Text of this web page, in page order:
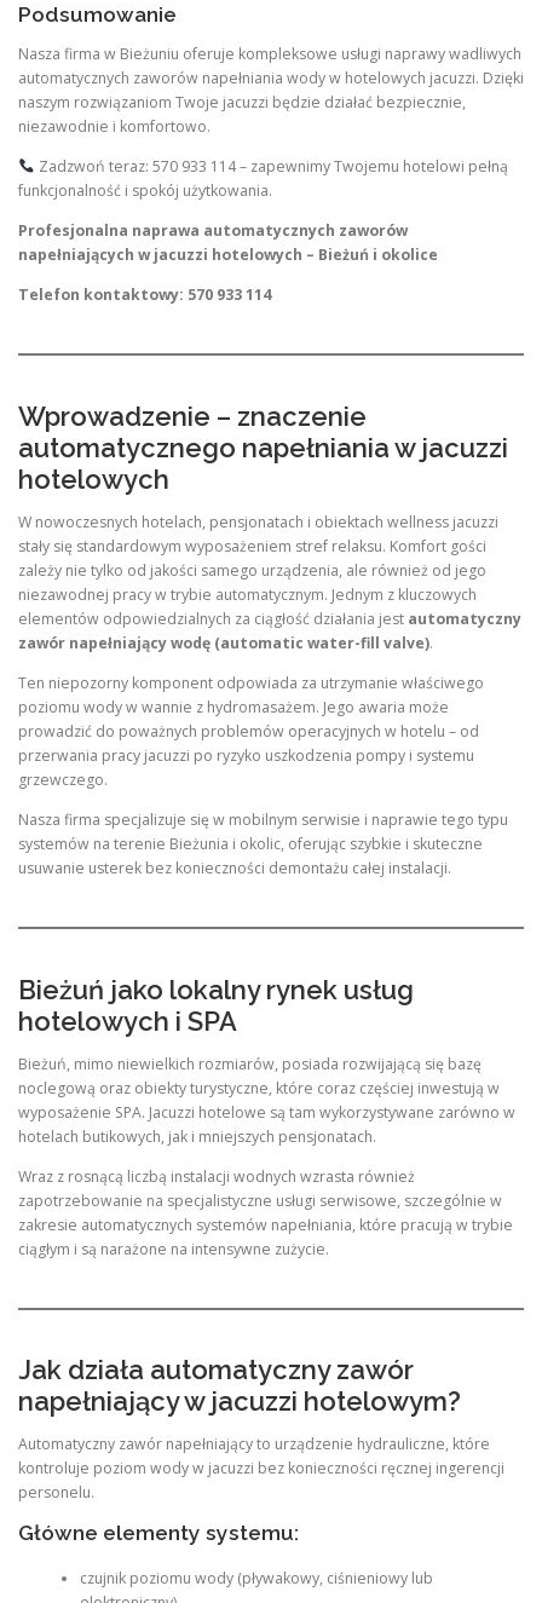
Podsumowanie
Nasza firma w Bieżuniu oferuje kompleksowe usługi naprawy wadliwych
automatycznych zaworów napełniania wody w hotelowych jacuzzi. Dzięki
naszym rozwiązaniom Twoje jacuzzi będzie działać bezpiecznie,
niezawodnie i komfortowo.
Zadzwoń teraz: 570 933 114 – zapewnimy Twojemu hotelowi pełną
funkcjonalność i spokój użytkowania.
Profesjonalna naprawa automatycznych zaworów
napełniających w jacuzzi hotelowych – Bieżuń i okolice
Telefon kontaktowy: 570 933 114
Wprowadzenie – znaczenie
automatycznego napełniania w jacuzzi
hotelowych
W nowoczesnych hotelach, pensjonatach i obiektach wellness jacuzzi
stały się standardowym wyposażeniem stref relaksu. Komfort gości
zależy nie tylko od jakości samego urządzenia, ale również od jego
niezawodnej pracy w trybie automatycznym. Jednym z kluczowych
elementów odpowiedzialnych za ciągłość działania jest automatyczny
zawór napełniający wodę (automatic water-fill valve).
Ten niepozorny komponent odpowiada za utrzymanie właściwego
poziomu wody w wannie z hydromasażem. Jego awaria może
prowadzić do poważnych problemów operacyjnych w hotelu – od
przerwania pracy jacuzzi po ryzyko uszkodzenia pompy i systemu
grzewczego.
Nasza firma specjalizuje się w mobilnym serwisie i naprawie tego typu
systemów na terenie Bieżunia i okolic, oferując szybkie i skuteczne
usuwanie usterek bez konieczności demontażu całej instalacji.
Bieżuń jako lokalny rynek usług
hotelowych i SPA
Bieżuń, mimo niewielkich rozmiarów, posiada rozwijającą się bazę
noclegową oraz obiekty turystyczne, które coraz częściej inwestują w
wyposażenie SPA. Jacuzzi hotelowe są tam wykorzystywane zarówno w
hotelach butikowych, jak i mniejszych pensjonatach.
Wraz z rosnącą liczbą instalacji wodnych wzrasta również
zapotrzebowanie na specjalistyczne usługi serwisowe, szczególnie w
zakresie automatycznych systemów napełniania, które pracują w trybie
ciągłym i są narażone na intensywne zużycie.
Jak działa automatyczny zawór
napełniający w jacuzzi hotelowym?
Automatyczny zawór napełniający to urządzenie hydrauliczne, które
kontroluje poziom wody w jacuzzi bez konieczności ręcznej ingerencji
personelu.
Główne elementy systemu:
czujnik poziomu wody (pływakowy, ciśnieniowy lub